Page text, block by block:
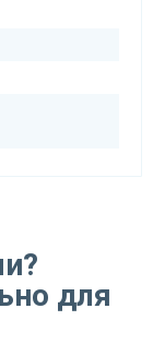
для